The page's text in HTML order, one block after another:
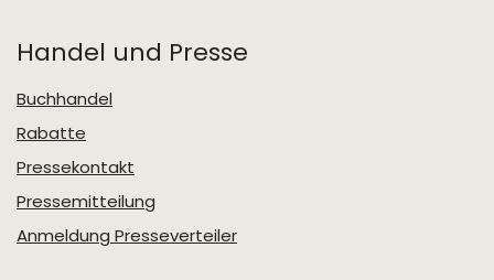
Handel und Presse
Buchhandel
Rabatte
Pressekontakt
Pressemitteilung
Anmeldung Presseverteiler